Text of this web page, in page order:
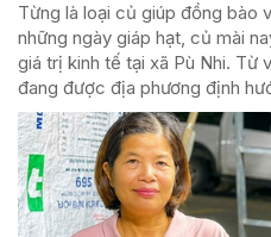
Từng là loại củ giúp đồng bào
những ngày giáp hạt, củ mài
giá trị kinh tế tại xã Pù Nhi. Từ
đang được địa phương định